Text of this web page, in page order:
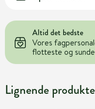
Altid det bedste
Vores
flotteste og
Lignende